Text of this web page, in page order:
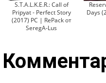
S.T.A.L.K.E.R.: Call of
Pripyat - Perfect Story
(2017) PC | RePack от
SeregA-Lus
Days